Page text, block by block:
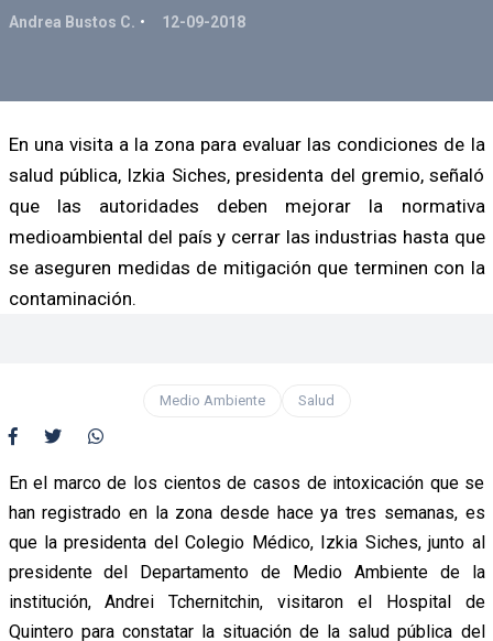
Andrea Bustos C. 12-09-2018
En una visita a la zona para evaluar las condiciones de la
salud pública, Izkia Siches, presidenta del gremio, señaló
que las autoridades deben mejorar la normativa
medioambiental del país y cerrar las industrias hasta que
se aseguren medidas de mitigación que terminen con la
contaminación.
Medio Ambiente Salud
En el marco de los cientos de casos de intoxicación que se
han registrado en la zona desde hace ya tres semanas, es
que la presidenta del Colegio Médico, Izkia Siches, junto al
presidente del Departamento de Medio Ambiente de la
institución, Andrei Tchernitchin, visitaron el Hospital de
Quintero para constatar la situación de la salud pública del